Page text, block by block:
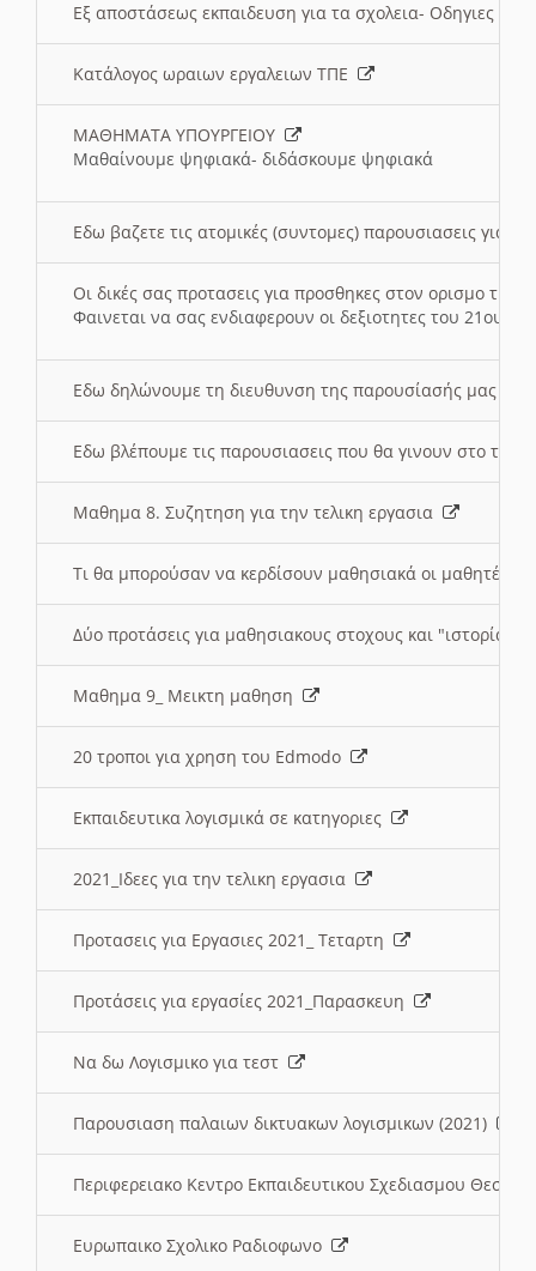
Εξ αποστάσεως εκπαιδευση για τα σχολεια- Οδηγιες
Κατάλογος ωραιων εργαλειων ΤΠΕ
ΜΑΘΗΜΑΤΑ ΥΠΟΥΡΓΕΙΟΥ
Μαθαίνουμε ψηφιακά- διδάσκουμε ψηφιακά
Εδω βαζετε τις ατομικές (συντομες) παρουσιασεις για
Οι δικές σας προτασεις για προσθηκες στον ορισμο
Φαινεται να σας ενδιαφερουν οι δεξιοτητες του 21ου
Εδω δηλώνουμε τη διευθυνση της παρουσίασής μας
Εδω βλέπουμε τις παρουσιασεις που θα γινουν στο
Μαθημα 8. Συζητηση για την τελικη εργασια
Τι θα μπορούσαν να κερδίσουν μαθησιακά οι μαθητές/
Δύο προτάσεις για μαθησιακους στοχους και "ιστορία"
Μαθημα 9_ Μεικτη μαθηση
20 τροποι για χρηση του Edmodo
Εκπαιδευτικα λογισμικά σε κατηγοριες
2021_Ιδεες για την τελικη εργασια
Προτασεις για Εργασιες 2021_ Τεταρτη
Προτάσεις για εργασίες 2021_Παρασκευη
Να δω Λογισμικο για τεστ
Παρουσιαση παλαιων δικτυακων λογισμικων (2021)
Περιφερειακο Κεντρο Εκπαιδευτικου Σχεδιασμου
Ευρωπαικο Σχολικο Ραδιοφωνο